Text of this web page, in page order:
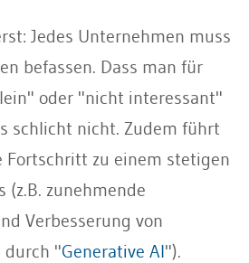
Jedes Unternehmen muss
befassen. Dass man für
oder "nicht interessant"
schlicht nicht. Zudem führt
Fortschritt zu einem stetigen
(z.B. zunehmende
Verbesserung von
durch "Generative AI").